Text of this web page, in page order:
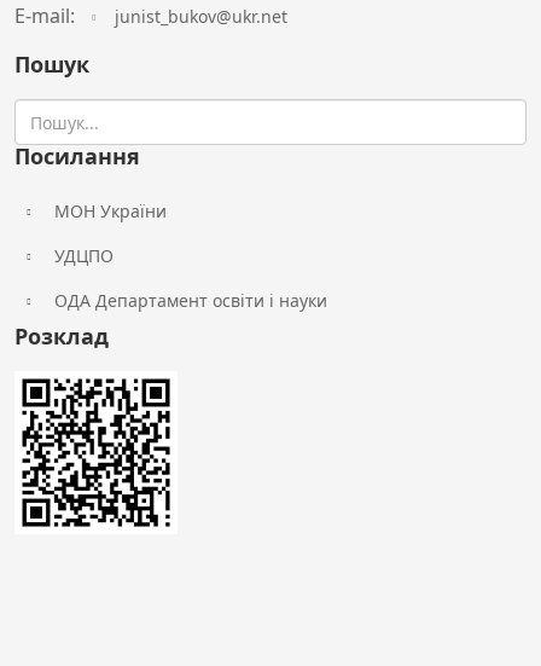
Е-mail:
junist_bukov@ukr.net
Пошук
Посилання
МОН України
УДЦПО
ОДА Департамент освіти і науки
Розклад